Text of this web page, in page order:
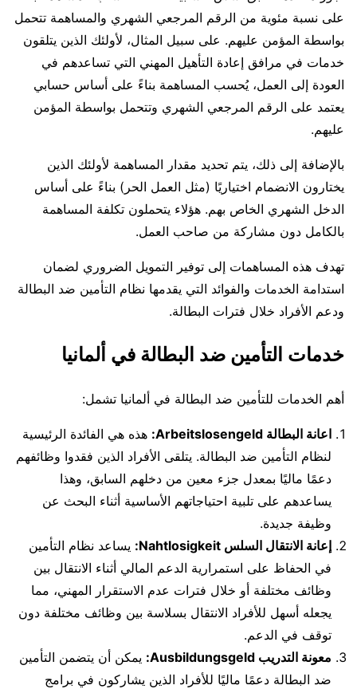
على نسبة مئوية من الرقم المرجعي الشهري والمساهمة تتحمل
بواسطة المؤمن عليهم. على سبيل المثال، لأولئك الذين يتلقون
خدمات في مرافق إعادة التأهيل المهني التي تساعدهم في
العودة إلى العمل، يُحسب المساهمة بناءً على أساس حسابي
يعتمد على الرقم المرجعي الشهري وتتحمل بواسطة المؤمن
عليهم.
بالإضافة إلى ذلك، يتم تحديد مقدار المساهمة لأولئك الذين
يختارون الانضمام اختياريًا (مثل العمل الحر) بناءً على أساس
الدخل الشهري الخاص بهم. هؤلاء يتحملون تكلفة المساهمة
بالكامل دون مشاركة من صاحب العمل.
تهدف هذه المساهمات إلى توفير التمويل الضروري لضمان
استدامة الخدمات والفوائد التي يقدمها نظام التأمين ضد البطالة
ودعم الأفراد خلال فترات البطالة.
خدمات التأمين ضد البطالة في ألمانيا
أهم الخدمات للتأمين ضد البطالة في ألمانيا تشمل:
اعانة البطالة Arbeitslosengeld:
هذه هي الفائدة الرئيسية
لنظام التأمين ضد البطالة. يتلقى الأفراد الذين فقدوا وظائفهم
دعمًا ماليًا بمعدل جزء معين من دخلهم السابق، وهذا
يساعدهم على تلبية احتياجاتهم الأساسية أثناء البحث عن
وظيفة جديدة.
إعانة الانتقال السلس Nahtlosigkeit:
يساعد نظام التأمين
في الحفاظ على استمرارية الدعم المالي أثناء الانتقال بين
وظائف مختلفة أو خلال فترات عدم الاستقرار المهني، مما
يجعله أسهل للأفراد الانتقال بسلاسة بين وظائف مختلفة دون
توقف في الدعم.
معونة التدريب Ausbildungsgeld:
يمكن أن يتضمن التأمين
ضد البطالة دعمًا ماليًا للأفراد الذين يشاركون في برامج